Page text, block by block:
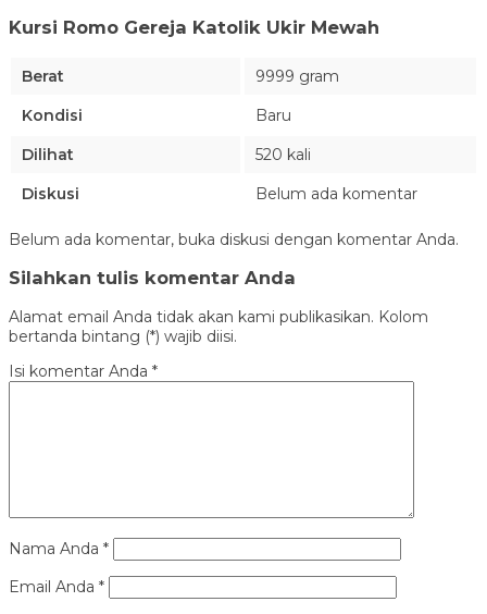
Kursi Romo Gereja Katolik Ukir Mewah
Berat
9999 gram
Kondisi
Baru
Dilihat
520 kali
Diskusi
Belum ada komentar
Belum ada komentar, buka diskusi dengan komentar Anda.
Silahkan tulis komentar Anda
Alamat email Anda tidak akan kami publikasikan. Kolom
bertanda bintang (*) wajib diisi.
Isi komentar Anda *
Nama Anda *
Email Anda *